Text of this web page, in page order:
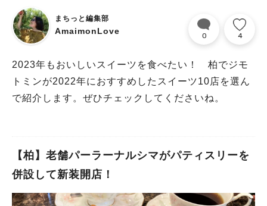
まちっと編集部
AmaimonLove 0 4
2023年もおいしいスイーツを食べたい！ 柏でジモ
トミンが2022年におすすめしたスイーツ10店を選ん
で紹介します。ぜひチェックしてくださいね。
【柏】老舗パーラーナルシマがパティスリーを
併設して新装開店！